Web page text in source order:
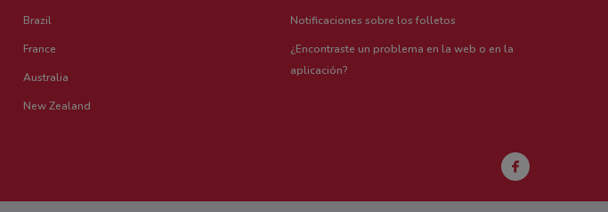
Brazil
France
Australia
New Zealand
Notificaciones sobre los folletos
¿Encontraste un problema en la web o en la
aplicación?